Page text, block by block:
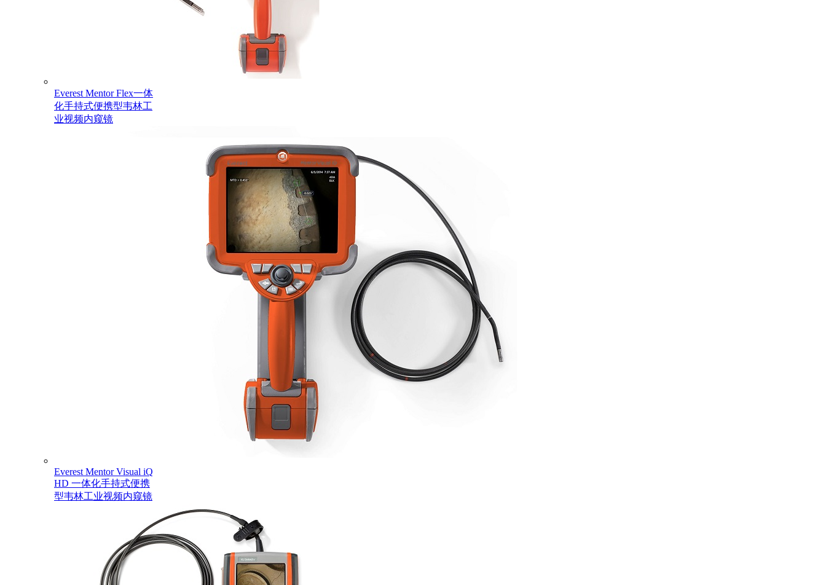
Everest Mentor Flex一体
化手持式便携型韦林工
业视频内窥镜
Everest Mentor Visual iQ
HD 一体化手持式便携
型韦林工业视频内窥镜